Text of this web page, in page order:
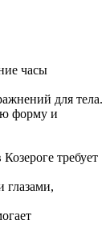
часы
для тела.
форму и
требует
глазами,